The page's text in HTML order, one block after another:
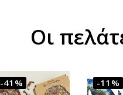
Οι
-41% -11%